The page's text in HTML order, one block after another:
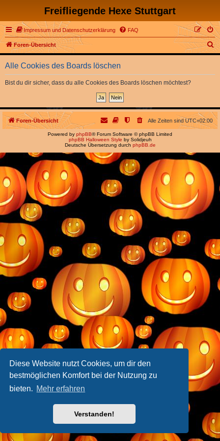
Diese Website nutzt Cookies, um dir den
bestmöglichen Komfort bei der Nutzung zu
bieten. Mehr erfahren
Verstanden!
Freifliegende Hexe Stuttgart
Impressum und Datenschutzerklärung FAQ
Foren-Übersicht
S
u
Alle Cookies des Boards löschen
Bist du dir sicher, dass du alle Cookies des Boards löschen möchtest?
Foren-Übersicht Alle Zeiten sindUTC+02:00
Powered by phpBB® Forum Software © phpBB Limited
phpBB Halloween Style by Solidjeuh
Deutsche Übersetzung durch phpBB.de